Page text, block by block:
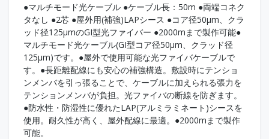
●マルチモード光ケーブル ●ケーブル長：50m ●両端コネク
タなし ●2芯 ●屋外用(補強)LAPシース ●コア径50μm、クラ
ッド径125μmのGI型光ファイバー ●2000mまで製作可能●
マルチモード光ケーブル(GI型コア径50μm、クラッド径
125μm)です。●屋外で使用可能な光ファイバケーブルで
す。●長距離配線にも安心の補強構造。敷設時にテンショ
ンメンバを引っ張ることで、ケーブルに加えられる張力を
テンションメンバが負担。光ファイバの断線を防ぎます。
●防水性・防湿性に優れたLAP(アルミラミネート)シースを
使用。耐久性が高く、屋外配線に最適。●2000mまで製作
可能。